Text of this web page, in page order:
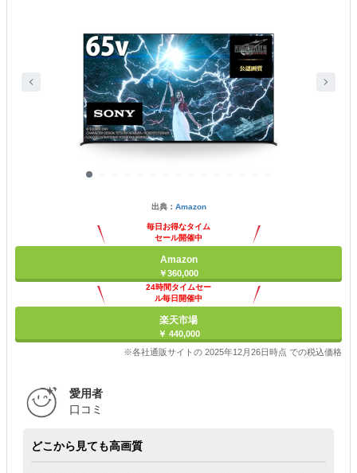
出典： Amazon
毎日お得なタイム
セール開催中
Amazon
￥360,000
24時間タイムセー
ル毎日開催中
楽天市場
￥ 440,000
※各社通販サイトの 2025年12月26日時点 での税込価格
愛用者
口コミ
どこから見ても高画質